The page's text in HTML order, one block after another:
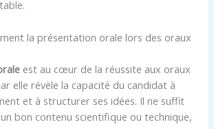
la présentation orale lors des oraux
est au cœur de la réussite aux oraux
elle révèle la capacité du candidat à
et à structurer ses idées. Il ne suffit
bon contenu scientifique ou technique,